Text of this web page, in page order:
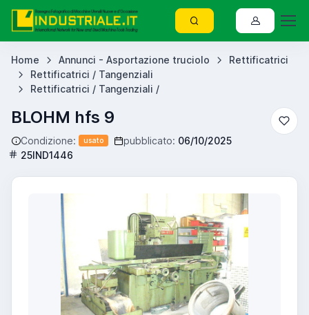
Home Annunci - Asportazione truciolo
Rettificatrici
Rettificatrici / Tangenziali
Rettificatrici / Tangenziali /
BLOHM hfs 9
Condizione: usato pubblicato: 06/10/2025
25IND1446